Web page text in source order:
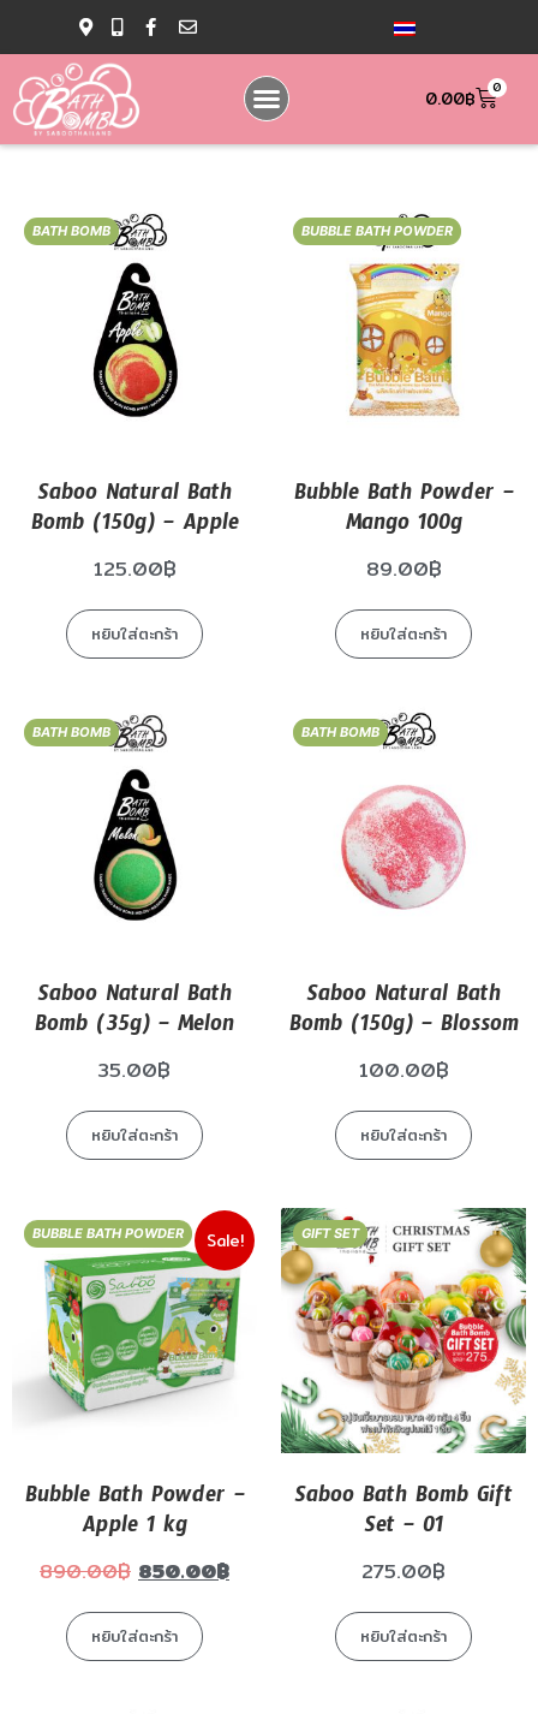
0.00฿ 0
BATH BOMB
Saboo Natural Bath
Bomb (150g) – Apple
125.00฿
หยิบใส่ตะกร้า
BUBBLE BATH POWDER
Bubble Bath Powder –
Mango 100g
89.00฿
หยิบใส่ตะกร้า
BATH BOMB
Saboo Natural Bath
Bomb (35g) – Melon
35.00฿
หยิบใส่ตะกร้า
BATH BOMB
Saboo Natural Bath
Bomb (150g) – Blossom
100.00฿
หยิบใส่ตะกร้า
Sale!
BUBBLE BATH POWDER
Bubble Bath Powder –
Apple 1 kg
890.00฿ 850.00฿
หยิบใส่ตะกร้า
GIFT SET
Saboo Bath Bomb Gift
Set – 01
275.00฿
หยิบใส่ตะกร้า